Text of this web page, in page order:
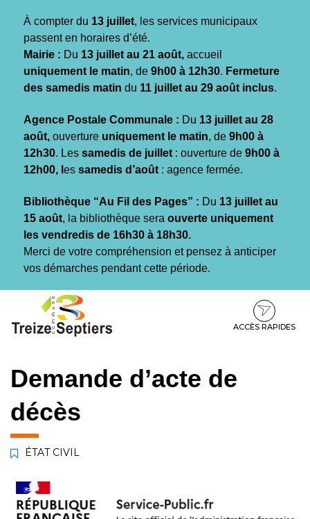
À compter du 13 juillet, les services municipaux
passent en horaires d’été.
Mairie : Du 13 juillet au 21 août, accueil
uniquement le matin, de 9h00 à 12h30. Fermeture
des samedis matin du 11 juillet au 29 août inclus.
Agence Postale Communale : Du 13 juillet au 28
août, ouverture uniquement le matin, de 9h00 à
12h30. Les samedis de juillet : ouverture de 9h00 à
12h00, l es samedis d’août : agence fermée.
Bibliothèque “Au Fil des Pages” : Du 13 juillet au
15 août, la bibliothèque sera ouverte uniquement
les vendredis de 16h30 à 18h30.
Merci de votre compréhension et pensez à anticiper
vos démarches pendant cette période.
contenu
pied
ACCÈS RAPIDES
Demande d’acte de
décès
ÉTAT CIVIL